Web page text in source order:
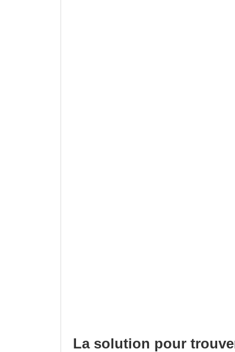
La solution pour